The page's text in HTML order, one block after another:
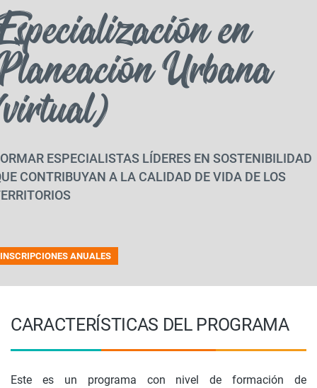
en
Urbana
ESPECIALISTAS LÍDERES EN SOSTENIBILIDAD
CONTRIBUYAN A LA CALIDAD DE VIDA DE LOS
INSCRIPCIONES ANUALES
CARACTERÍSTICAS DEL PROGRAMA
Este es un programa con nivel de formación de